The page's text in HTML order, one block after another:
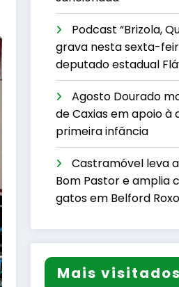
Podcast “Brizola,
grava nesta sexta-
deputado estadual
Agosto Dourado
de Caxias em apoio
primeira infância
Castramóvel leva
Bom Pastor e amplia
gatos em Belford Roxo
Mais visitados